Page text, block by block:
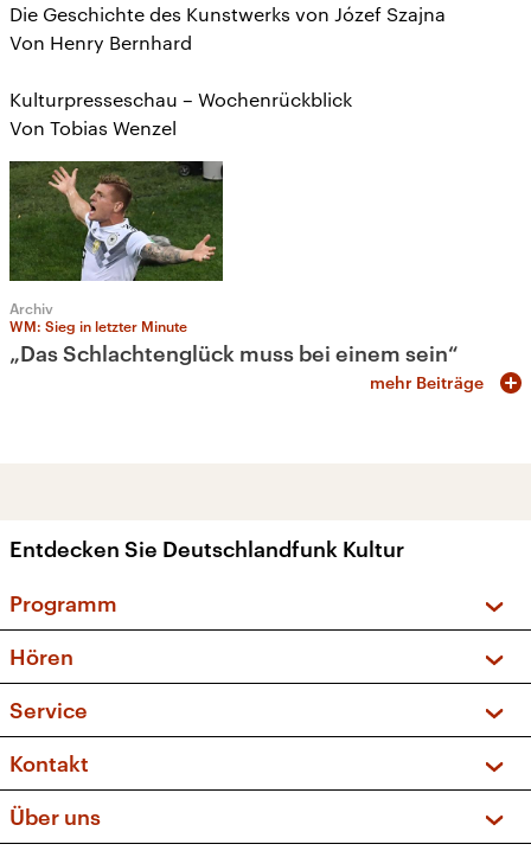
Die Geschichte des Kunstwerks von Józef Szajna
Von Henry Bernhard
Kulturpresseschau – Wochenrückblick
Von Tobias Wenzel
Archiv
WM: Sieg in letzter Minute
„Das Schlachtenglück muss bei einem sein“
mehr Beiträge
Entdecken Sie Deutschlandfunk Kultur
Programm
Sendungen und Podcasts
Musikliste
Kakadu – Das Kinderprogramm
Hören
Frequenzen (UKW + DAB+)
Service
FAQ
Apps
Newsletter
Kontakt
Social Media
Über uns